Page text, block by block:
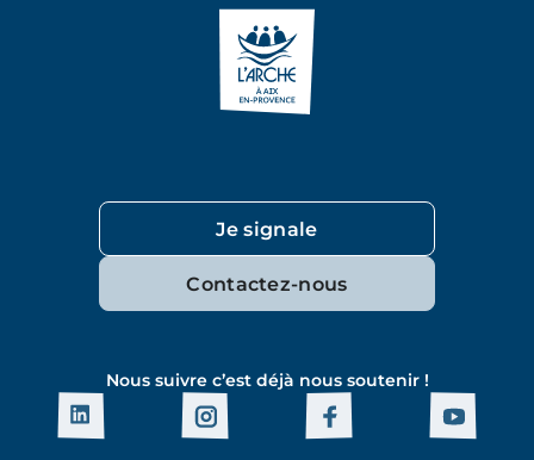
Je signale
Contactez-nous
Nous suivre c’est déjà nous soutenir !